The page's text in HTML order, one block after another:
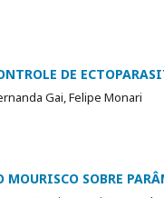
DE
Gai, Felipe Monari
MOURISCO SOBRE